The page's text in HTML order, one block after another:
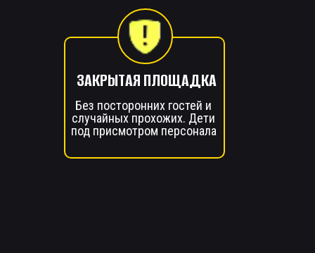
Без посторонних гостей и
случайных прохожих. Дети
под присмотром персонала
ЗАКРЫТАЯ ПЛОЩАДКА